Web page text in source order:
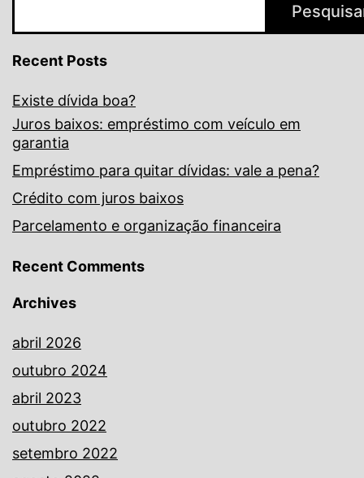
Recent Posts
Existe dívida boa?
Juros baixos: empréstimo com veículo em
garantia
Empréstimo para quitar dívidas: vale a pena?
Crédito com juros baixos
Parcelamento e organização financeira
Recent Comments
Archives
abril 2026
outubro 2024
abril 2023
outubro 2022
setembro 2022